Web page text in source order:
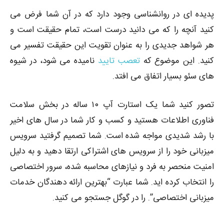
پدیده ای در روانشناسی وجود دارد که در آن شما فرض می
کنید آنچه را که می دانید درست است، تمام حقیقت است و
هر شواهد جدیدی را به عنوان تقویت این حقیقت تفسیر می
کنید. این موضوع کهتعصب تایید نامیده می شود، در شیوه
های سئو بسیار اتفاق می افتد.
تصور کنید شما یک استارت آپ ۱۰ ساله در بخش سلامت
فناوری اطلاعات هستید و کسب و کار شما در سال های اخیر
با رشد شدیدی مواجه شده است. شما تصمیم گرفتید سرویس
میزبانی خود را از سرویس های اشتراکی ارتقا دهید و به دلیل
امنیت منحصر به فرد و نیازهای محاسبه شده، سرور اختصاصی
را انتخاب کرده اید. شما عبارت “بهترین ارائه دهندگان خدمات
میزبانی اختصاصی”. را در گوگل جستجو می کنید.